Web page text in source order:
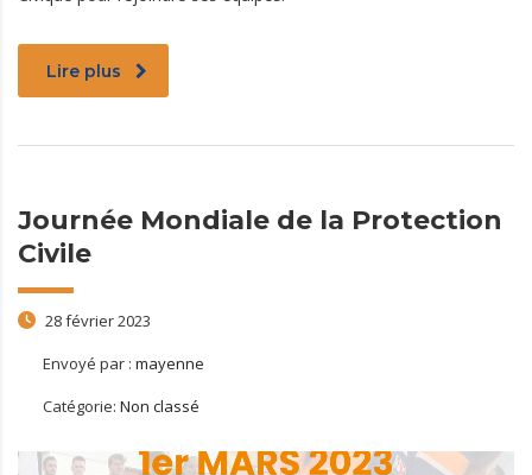
Lire plus
Journée Mondiale de la Protection
Civile
28 février 2023
Envoyé par : mayenne
Catégorie: Non classé